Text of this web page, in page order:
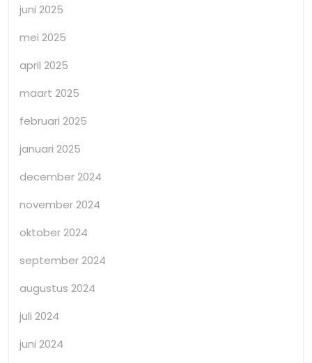
juni 2025
mei 2025
april 2025
maart 2025
februari 2025
januari 2025
december 2024
november 2024
oktober 2024
september 2024
augustus 2024
juli 2024
juni 2024